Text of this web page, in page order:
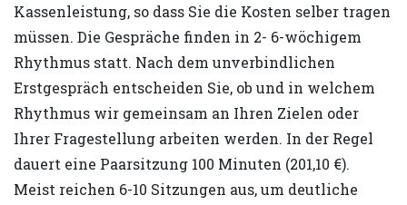
Kassenleistung, so dass Sie die Kosten selber tragen
müssen. Die Gespräche finden in 2- 6-wöchigem
Rhythmus statt. Nach dem unverbindlichen
Erstgespräch entscheiden Sie, ob und in welchem
Rhythmus wir gemeinsam an Ihren Zielen oder
Ihrer Fragestellung arbeiten werden. In der Regel
dauert eine Paarsitzung 100 Minuten (201,10 €).
Meist reichen 6-10 Sitzungen aus, um deutliche